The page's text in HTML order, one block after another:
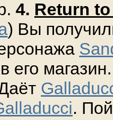
4. Return
) Вы
в его
.